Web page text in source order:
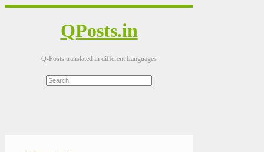
QPosts.in
Q-Posts translated in different Languages